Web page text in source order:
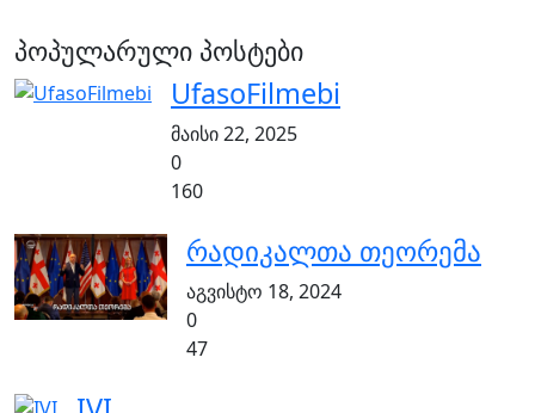
პოპულარული პოსტები
UfasoFilmebi
მაისი 22, 2025
0
160
რადიკალთა თეორემა
აგვისტო 18, 2024
0
47